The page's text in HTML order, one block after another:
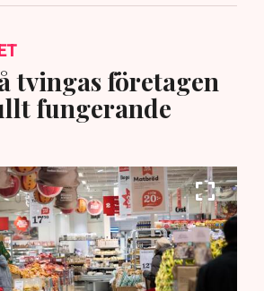
tvingas företagen
fungerande